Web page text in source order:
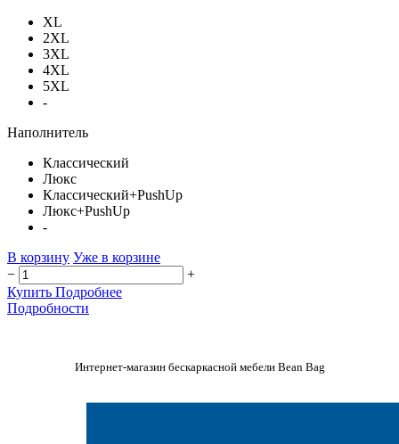
XL
2XL
3XL
4XL
5XL
-
Наполнитель
Классический
Люкс
Классический+PushUp
Люкс+PushUp
-
В корзину Уже в корзине
−
+
Купить Подробнее
Подробности
Интернет-магазин бескаркасной мебели Bean Bag